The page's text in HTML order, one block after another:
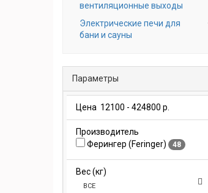
вeнтиляционные выходы
Электрические печи для
бани и сауны
Параметры
Цена 12100 - 424800 р.
Производитель
Ферингер (Feringer)
48
Вес (кг)
ВСЕ